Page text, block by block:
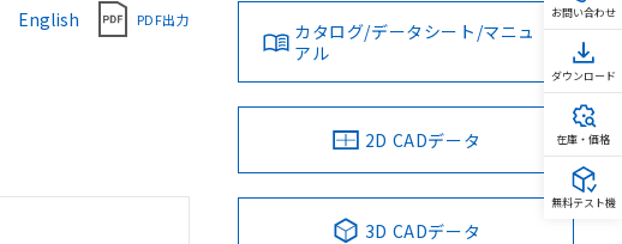
English PDF出力
カタログ/データシート/マニュ
アル
2D CADデータ
3D CADデータ
お問い合わせ
ダウンロード
在庫・価格
無料テスト機